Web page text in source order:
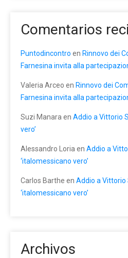
Comentarios
Puntodincontro en Rinnovo dei
Farnesina invita alla
Valeria Arceo en Rinnovo dei
Farnesina invita alla
Suzi Manara en Addio a Vittorio
vero’
Alessandro Loria en Addio a
‘italomessicano vero’
Carlos Barthe en Addio a Vittorio
‘italomessicano vero’
Archivos